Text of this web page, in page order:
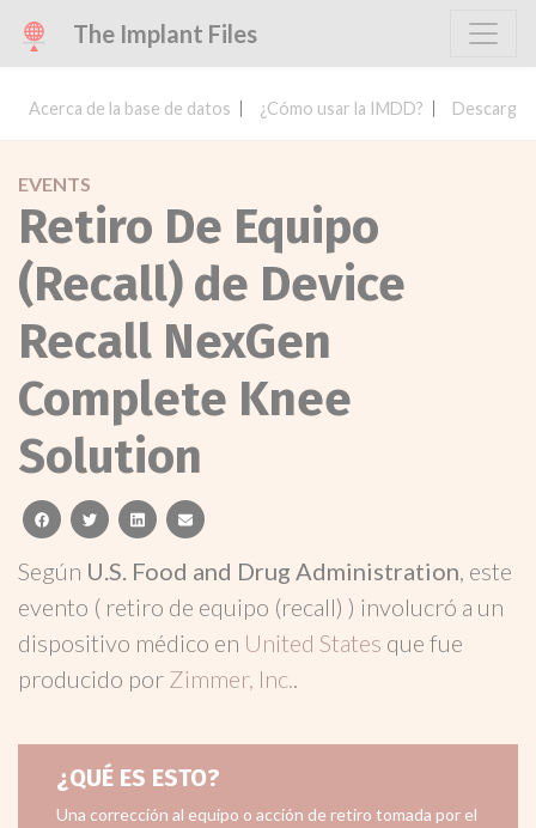
The Implant Files
Acerca de la base de datos ¿Cómo usar la IMDD? Descargar
EVENTS
Retiro De Equipo
(Recall) de Device
Recall NexGen
Complete Knee
Solution
facebooktwitterlinkedinemail
Según U.S. Food and Drug Administration, este
evento ( retiro de equipo (recall) ) involucró a un
dispositivo médico en United States que fue
producido por Zimmer, Inc..
¿QUÉ ES ESTO?
Una corrección al equipo o acción de retiro tomada por el